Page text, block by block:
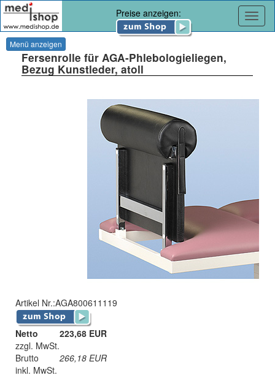
Preise anzeigen:
Menü anzeigen
Fersenrolle für AGA-Phlebologieliegen,
Bezug Kunstleder, atoll
Artikel Nr.:AGA800611119
Netto
223,68 EUR
zzgl. MwSt.
Brutto
266,18 EUR
inkl. MwSt.